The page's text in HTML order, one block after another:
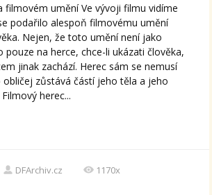
filmovém umění Ve vývoji filmu vidíme
podařilo alespoň filmovému umění
Nejen, že toto umění není jako
pouze na herce, chce-li ukázati člověka,
jinak zachází. Herec sám se nemusí
obličej zůstává částí jeho těla a jeho
herec...
DFArchiv.cz
1170x